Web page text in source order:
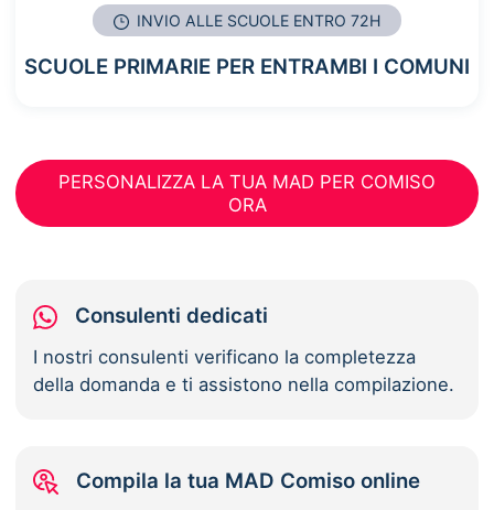
INVIO ALLE SCUOLE ENTRO 72H
SCUOLE PRIMARIE PER ENTRAMBI I COMUNI
PERSONALIZZA LA TUA MAD PER COMISO
ORA
Consulenti dedicati
I nostri consulenti verificano la completezza
della domanda e ti assistono nella compilazione.
Compila la tua MAD Comiso online